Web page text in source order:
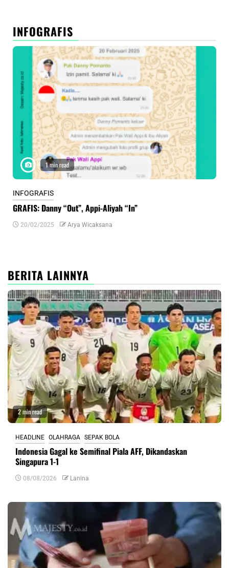
INFOGRAFIS
1 min read
INFOGRAFIS
GRAFIS: Danny “Out”, Appi-Aliyah “In”
20/02/2025 Arya Wicaksana
BERITA LAINNYA
2 min read
HEADLINE OLAHRAGA SEPAK BOLA
Indonesia Gagal ke Semifinal Piala AFF, Dikandaskan
Singapura 1-1
08/08/2026 Lanina